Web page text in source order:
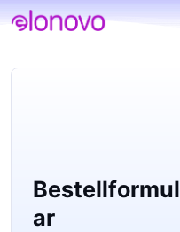
Bestellformul
ar